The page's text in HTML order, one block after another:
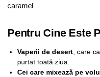
caramel
Pentru Cine Este
Vaperii de desert, care
purtat toată ziua.
Cei care mixează pe